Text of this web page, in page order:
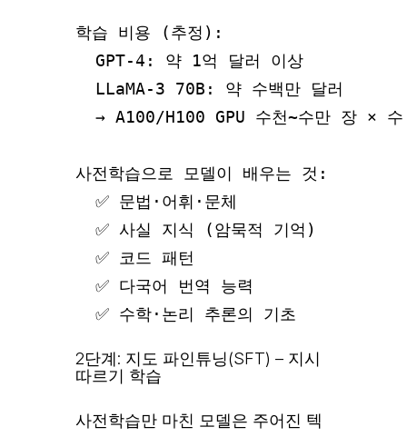
학습 비용 (추정):
  GPT-4: 약 1억 달러 이상
  LLaMA-3 70B: 약 수백만 달러
→ A100/H100 GPU 수천~수만 장 × 수
사전학습으로 모델이 배우는 것:
  ✅ 문법·어휘·문체
  ✅ 사실 지식 (암묵적 기억)
  ✅ 코드 패턴
  ✅ 다국어 번역 능력
2단계: 지도 파인튜닝(SFT) – 지시
따르기 학습
사전학습만 마친 모델은 주어진 텍